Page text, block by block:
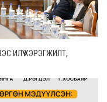
ИЛҮҮ ХЭРЭГЖИЛТ,